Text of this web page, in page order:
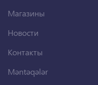
Магазины
Новости
Контакты
Məntəqələr